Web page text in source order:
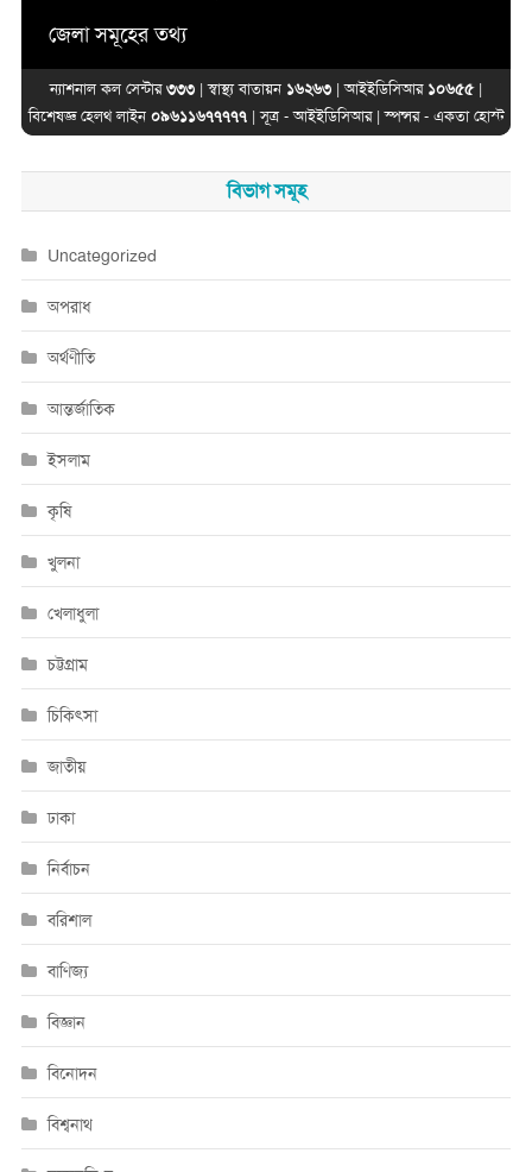
জেলা সমূহের তথ্য
ন্যাশনাল কল সেন্টার৩৩৩ | স্বাস্থ্য বাতায়ন ১৬২৬৩ | আইইডিসিআর ১০৬৫৫|
বিশেষজ্ঞ হেলথ লাইন ০৯৬১১৬৭৭৭৭৭| সূত্র -আইইডিসিআর| স্পন্সর - একতা হোস্ট
বিভাগ সমূহ
Uncategorized
অপরাধ
অর্থণীতি
আন্তর্জাতিক
ইসলাম
কৃষি
খুলনা
খেলাধুলা
চট্টগ্রাম
চিকিৎসা
জাতীয়
ঢাকা
নির্বাচন
বরিশাল
বাণিজ্য
বিজ্ঞান
বিনোদন
বিশ্বনাথ